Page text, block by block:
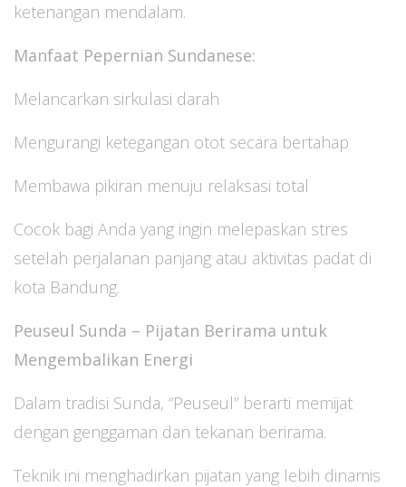
ketenangan mendalam.
Manfaat Pepernian Sundanese:
Melancarkan sirkulasi darah
Mengurangi ketegangan otot secara bertahap
Membawa pikiran menuju relaksasi total
Cocok bagi Anda yang ingin melepaskan stres
setelah perjalanan panjang atau aktivitas padat di
kota Bandung.
Peuseul Sunda – Pijatan Berirama untuk
Mengembalikan Energi
Dalam tradisi Sunda, “Peuseul” berarti memijat
dengan genggaman dan tekanan berirama.
Teknik ini menghadirkan pijatan yang lebih dinamis